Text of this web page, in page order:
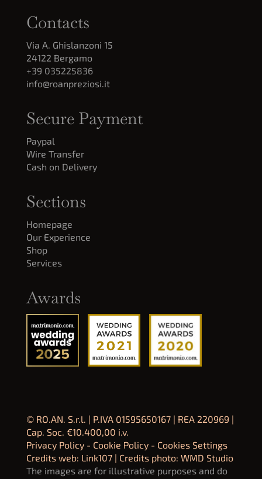
Contacts
Via A. Ghislanzoni 15
24122 Bergamo
+39 035225836
info@roanpreziosi.it
Secure Payment
Paypal
Wire Transfer
Cash on Delivery
Sections
Homepage
Our Experience
Shop
Services
Awards
© RO.AN. S.r.l. | P.IVA 01595650167 | REA 220969 |
Cap. Soc. €10.400,00 i.v.
Privacy Policy- Cookie Policy- Cookies Settings
Credits web: Link107| Credits photo: WMD Studio
The images are for illustrative purposes and do